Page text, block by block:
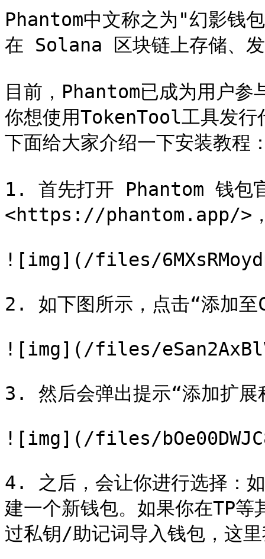
Phantom中文称之为"幻影钱
在 Solana 区块链上存储、发
目前，Phantom已成为用户
你想使用TokenTool工具发行
下面给大家介绍一下安装教程
1. 首先打开 Phantom 钱包
<https://phantom.app/>，
![img](/files/
2. 如下图所示，点击“添加至
![img](/files/
3. 然后会弹出提示“添加扩展
![img](/files/
4. 之后，会让你进行选择：
建一个新钱包。如果你在TP
过私钥/助记词导入钱包，这